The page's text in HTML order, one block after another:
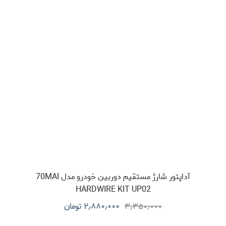
آداپتور شارژ مستقیم دوربین خودرو مدل 70MAI
HARDWIRE KIT UP02
۳٫۳۵۰٫۰۰۰ ۲٫۸۸۰٫۰۰۰ تومان